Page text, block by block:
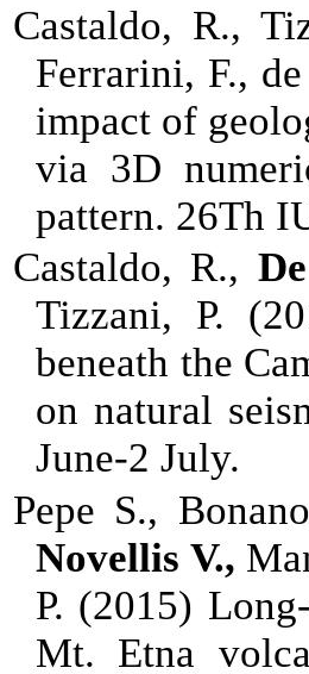
Castaldo, R.,
Ferrarini, F.,
impact of
via 3D
pattern. 26Th
Castaldo, R.,
Tizzani, P.
beneath the
on natural
June-2 July.
Pepe S.,
Novellis V.,
P. (2015)
Mt. Etna